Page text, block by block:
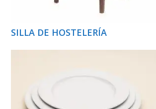
SILLA DE HOSTELERÍA